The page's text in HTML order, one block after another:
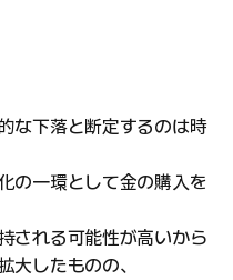
な下落と断定するのは時
の一環として金の購入を
される可能性が高いから
大したものの、